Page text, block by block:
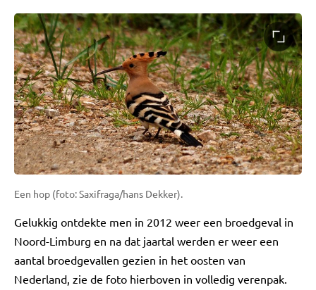
Een hop (foto: Saxifraga/hans Dekker).
Gelukkig ontdekte men in 2012 weer een broedgeval in
Noord-Limburg en na dat jaartal werden er weer een
aantal broedgevallen gezien in het oosten van
Nederland, zie de foto hierboven in volledig verenpak.